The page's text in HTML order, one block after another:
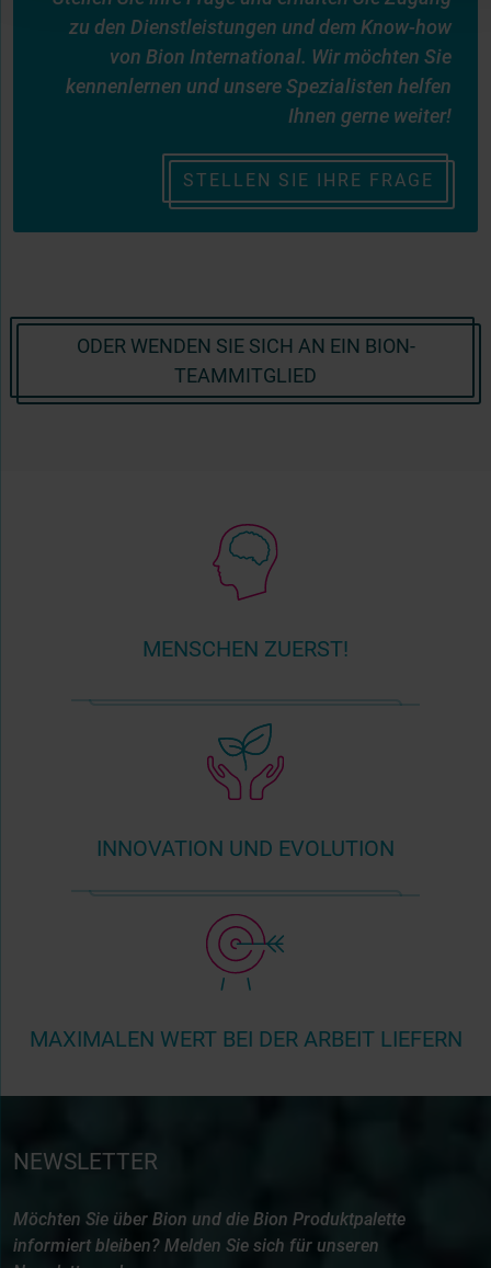
zu den Dienstleistungen und dem Know-how
von Bion International. Wir möchten Sie
kennenlernen und unsere Spezialisten helfen
Ihnen gerne weiter!
STELLEN SIE IHRE FRAGE
ODER WENDEN SIE SICH AN EIN BION-
TEAMMITGLIED
MENSCHEN ZUERST!
INNOVATION UND EVOLUTION
MAXIMALEN WERT BEI DER ARBEIT LIEFERN
NEWSLETTER
Möchten Sie über Bion und die Bion Produktpalette
informiert bleiben? Melden Sie sich für unseren